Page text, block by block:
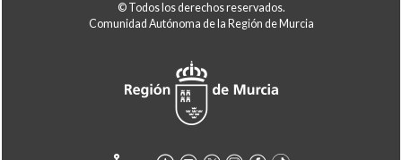
© Todos los derechos reservados.
Comunidad Autónoma de la Región de Murcia